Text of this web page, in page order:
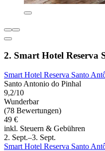
2. Smart Hotel Reserva
Smart Hotel Reserva Santo
Santo Antonio do Pinhal
9,2/10
Wunderbar
(78 Bewertungen)
49 €
inkl. Steuern & Gebühren
2. Sept.–3. Sept.
Smart Hotel Reserva Santo